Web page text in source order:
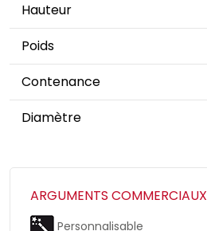
Hauteur
Poids
Contenance
Diamètre
ARGUMENTS COMMERCIAUX
Personnalisable